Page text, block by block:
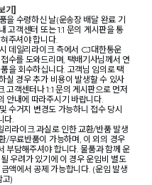
기]
을 수령하신 날(운송장 배달 완료 기
고객센터 또는 1:1 문의 게시판을 통
주셔야 합니다.
데일리라이크 측에서 CJ대한통운
수를 도와드리며, 택배기사님께서 연
을 회수하십니다. 고객님 임의로 택
실 경우 추가 비용이 발생할 수 있사
고객센터나 1:1 문의 게시판으로 먼저
안내에 따라주시기 바랍니다.
수거지 변경도 가능하니 접수 당시
다.
리라이크 과실로 인한 교환/반품 발생
/무료반품이 가능하며, 이 외의 경우
부담해주셔야 합니다. 물품과 함께 운
우려가 있기에 이 경우 운임비 별도
액에서 공제 가능합니다. (운임 발생
고)